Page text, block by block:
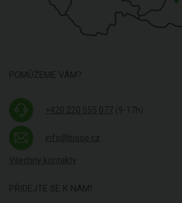
POMŮŽEME VÁM?
+420 220 555 077 (9-17h)
info@biooo.cz
Všechny kontakty
PŘIDEJTE SE K NÁM!